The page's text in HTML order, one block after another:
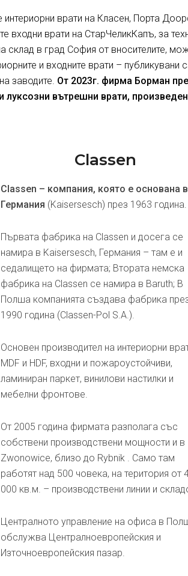
интериорни врати на Класен, Порта
входни врати на СтарЧеликКапъ, за
склад в град София от вносителите,
и входните врати – публикувани
заводите. От 2023г. фирма Борман
луксозни вътрешни врати,
Classen
Classen – компания, която е основана в
Германия (Kaisersesch) през 1963 година.
Първата фабрика на Classen и досега се
намира в Kaisersesch, Германия – там е и
седалището на фирмата; Втората немска
фабрика на Classen се намира в Baruth; В
Полша компанията създава фабрика
1990 година (Classen-Pol S.A.).
Основен производител на интериорни
MDF и HDF, входни и пожароустойчиви,
ламиниран паркет, винилови настилки и
мебелни фронтове.
От 2005 година фирмата разполага със
собствени производствени мощности и в
Zwonowice, близо до Rybnik . Само там
работят над 500 човека, на територия от
000 кв.м. – производствени линии и
Централното управление на офиса в
обслужва Централноевропейския и
Източноевропейския пазар.